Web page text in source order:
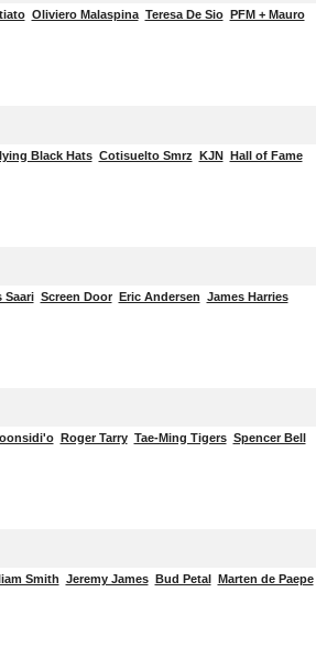
Oliviero Malaspina Teresa De Sio PFM + Mauro
Black Hats Cotisuelto Smrz KJN Hall of Fame
Saari Screen Door Eric Andersen James Harries
Roger Tarry Tae-Ming Tigers Spencer Bell
Smith Jeremy James Bud Petal Marten de Paepe